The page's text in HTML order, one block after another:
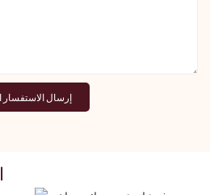
إرسال الاستفسار